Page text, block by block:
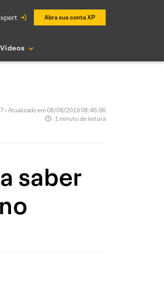
Abra sua conta XP
Vídeos
• Atualizado em 08/08/2019 08:46:06
1 minuto de leitura
saber